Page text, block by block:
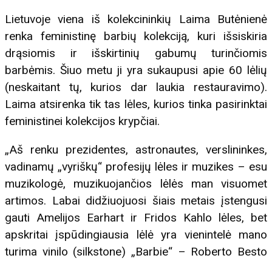
Lietuvoje viena iš kolekcininkių Laima Butėnienė
renka feministinę barbių kolekciją, kuri išsiskiria
drąsiomis ir išskirtinių gabumų turinčiomis
barbėmis. Šiuo metu ji yra sukaupusi apie 60 lėlių
(neskaitant tų, kurios dar laukia restauravimo).
Laima atsirenka tik tas lėles, kurios tinka pasirinktai
feministinei kolekcijos krypčiai.
„Aš renku prezidentes, astronautes, verslininkes,
vadinamų „vyriškų“ profesijų lėles ir muzikes – esu
muzikologė, muzikuojančios lėlės man visuomet
artimos. Labai didžiuojuosi šiais metais įstengusi
gauti Amelijos Earhart ir Fridos Kahlo lėles, bet
apskritai įspūdingiausia lėlė yra vienintelė mano
turima vinilo (silkstone) „Barbie“ – Roberto Besto